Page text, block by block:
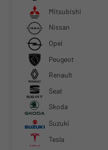
Mitsubishi
Nissan
Opel
Peugeot
Renault
Seat
Skoda
Suzuki
Tesla